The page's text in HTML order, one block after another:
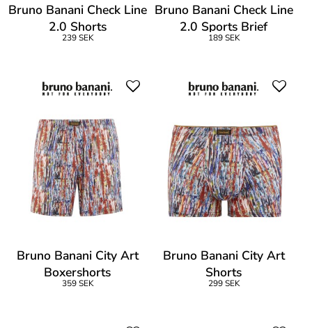
Bruno Banani Check Line
2.0 Shorts
239 SEK
Bruno Banani Check Line
2.0 Sports Brief
189 SEK
Bruno Banani City Art
Boxershorts
359 SEK
Bruno Banani City Art
Shorts
299 SEK